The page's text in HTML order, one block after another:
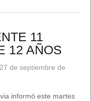
11
12 AÑOS
de septiembre de
informó este martes